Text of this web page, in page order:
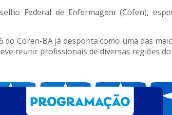
Federal de Enfermagem (Cofen),
do Coren-BA já desponta como uma das
reunir profissionais de diversas regiões